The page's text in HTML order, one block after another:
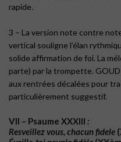
rapide.
3 – La version note contre
vertical souligne l’élan
solide affirmation de foi. La
parte) par la trompette.
aux rentrées décalées pour
particulièrement suggestif.
VII – Psaume XXXIII :
Resveillez vous, chacun fidele